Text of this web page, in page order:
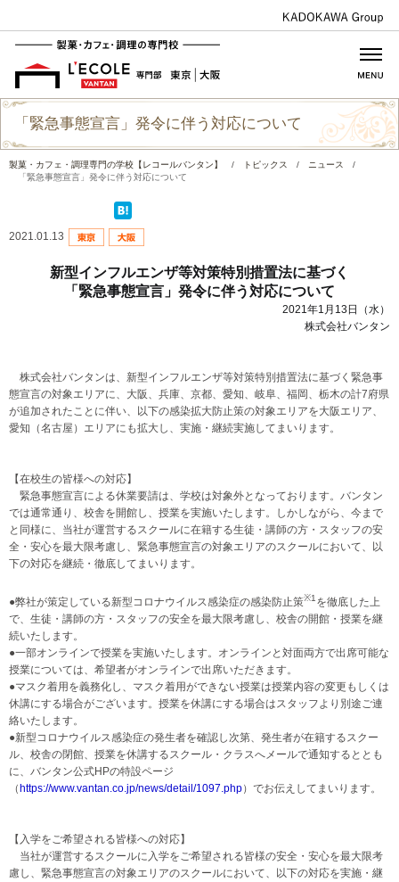
「緊急事態宣言」発令に伴う対応について
製菓・カフェ・調理専門の学校【レコールバンタン】 / トピックス / ニュース
/
「緊急事態宣言」発令に伴う対応について
2021.01.13
新型インフルエンザ等対策特別措置法に基づく
「緊急事態宣言」発令に伴う対応について
2021年1月13日（水）
株式会社バンタン
株式会社バンタンは、新型インフルエンザ等対策特別措置法に基づく緊急事
態宣言の対象エリアに、大阪、兵庫、京都、愛知、岐阜、福岡、栃木の計7府県
が追加されたことに伴い、以下の感染拡大防止策の対象エリアを大阪エリア、
愛知（名古屋）エリアにも拡大し、実施・継続実施してまいります。
【在校生の皆様への対応】
緊急事態宣言による休業要請は、学校は対象外となっております。バンタン
では通常通り、校舎を開館し、授業を実施いたします。しかしながら、今まで
と同様に、当社が運営するスクールに在籍する生徒・講師の方・スタッフの安
全・安心を最大限考慮し、緊急事態宣言の対象エリアのスクールにおいて、以
下の対応を継続・徹底してまいります。
●弊社が策定している新型コロナウイルス感染症の感染防止策※1 を徹底した上
で、生徒・講師の方・スタッフの安全を最大限考慮し、校舎の開館・授業を継
続いたします。
●一部オンラインで授業を実施いたします。オンラインと対面両方で出席可能な
授業については、希望者がオンラインで出席いただきます。
●マスク着用を義務化し、マスク着用ができない授業は授業内容の変更もしくは
休講にする場合がございます。授業を休講にする場合はスタッフより別途ご連
絡いたします。
●新型コロナウイルス感染症の発生者を確認し次第、発生者が在籍するスクー
ル、校舎の閉館、授業を休講するスクール・クラスへメールで通知するととも
に、バンタン公式HPの特設ページ
（https://www.vantan.co.jp/news/detail/1097.php）でお伝えしてまいります。
【入学をご希望される皆様への対応】
当社が運営するスクールに入学をご希望される皆様の安全・安心を最大限考
慮し、緊急事態宣言の対象エリアのスクールにおいて、以下の対応を実施・継